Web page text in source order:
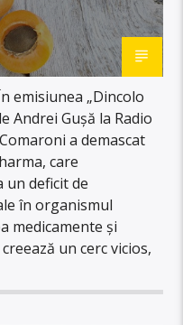
emisiunea „Dincolo
Andrei Gușă la Radio
a demascat
care
un deficit de
în organismul
medicamente și
un cerc vicios,